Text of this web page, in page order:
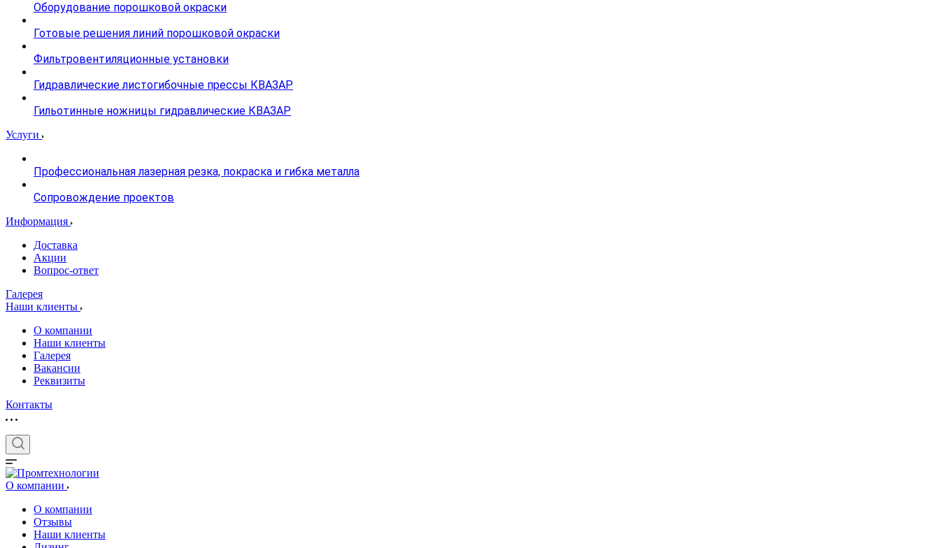
Оборудование порошковой окраски
Готовые решения линий порошковой окраски
Фильтровентиляционные установки
Гидравлические листогибочные прессы КВАЗАР
Гильотинные ножницы гидравлические КВАЗАР
Услуги
Профессиональная лазерная резка, покраска и гибка металла
Сопровождение проектов
Информация
Доставка
Акции
Вопрос-ответ
Галерея
Наши клиенты
О компании
Наши клиенты
Галерея
Вакансии
Реквизиты
Контакты
О компании
О компании
Отзывы
Наши клиенты